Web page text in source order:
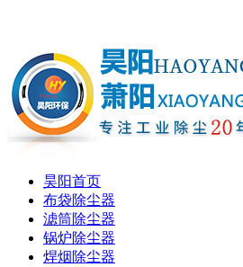
昊阳首页
布袋除尘器
滤筒除尘器
锅炉除尘器
焊烟除尘器